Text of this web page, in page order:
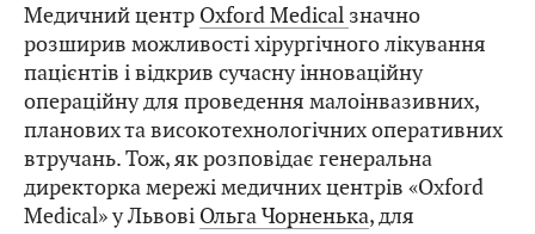
Медичний центр Oxford Medical значно
розширив можливості хірургічного лікування
пацієнтів і відкрив сучасну інноваційну
операційну для проведення малоінвазивних,
планових та високотехнологічних оперативних
втручань. Тож, як розповідає генеральна
директорка мережі медичних центрів «Oxford
Medical» у Львові Ольга Чорненька, для